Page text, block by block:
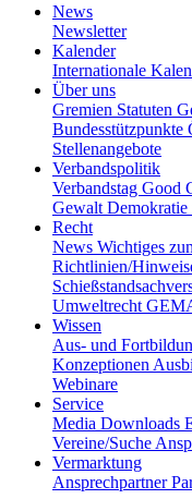
News
Newsletter
Kalender
Internationale
Über uns
Gremien Statuten
Bundesstützpunkte
Stellenangebote
Verbandspolitik
Verbandstag Good
Gewalt Demokratie
Recht
News Wichtiges
Richtlinien/
Umweltrecht
Wissen
Aus- und
Konzeptionen
Webinare
Service
Media Downloads
Vereine/Suche
Vermarktung
Ansprechpartner